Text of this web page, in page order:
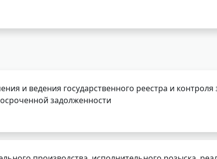
и ведения государственного реестра и
задолженности